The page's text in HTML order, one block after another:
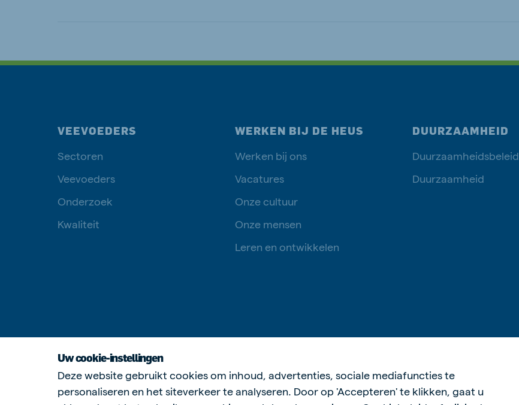
Uw cookie-instellingen
Deze website gebruikt cookies om inhoud, advertenties, sociale mediafuncties te
personaliseren en het siteverkeer te analyseren. Door op 'Accepteren' te klikken, gaat u
VEEVOEDERS
Sectoren
Veevoeders
Onderzoek
Kwaliteit
WERKEN BIJ DE HEUS
Werken bij ons
Vacatures
Onze cultuur
Onze mensen
Leren en ontwikkelen
DUURZAAMHEID
Duurzaamheidsbeleid
Duurzaamheid
Privacy disclaimer